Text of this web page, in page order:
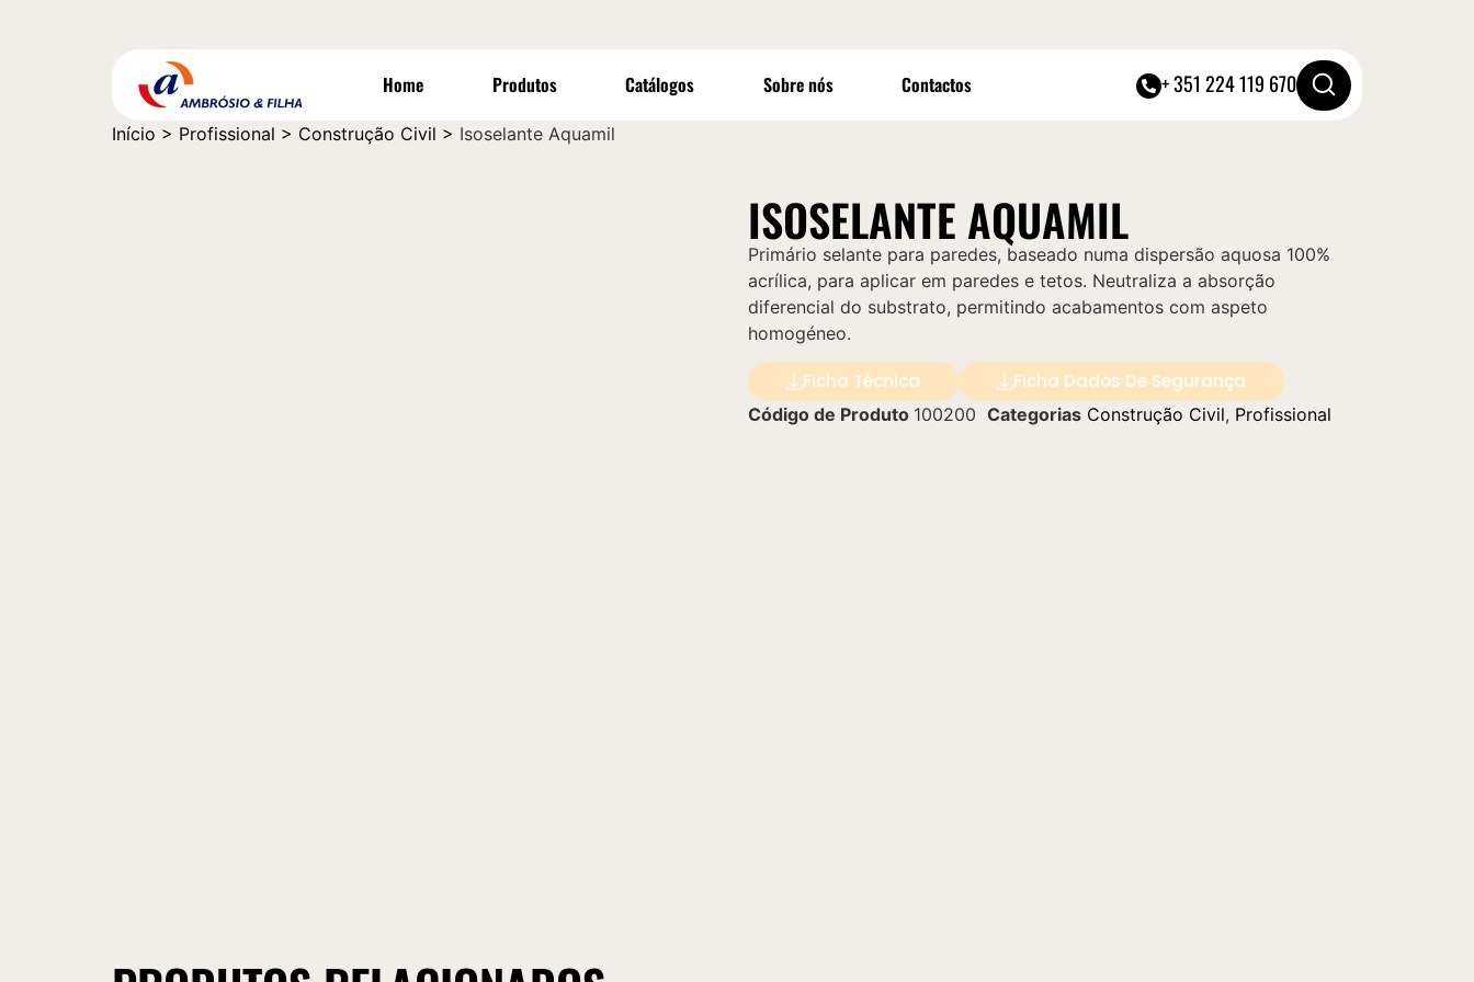
Home Produtos Catálogos Sobre nós Contactos + 351 224 119 670
Início > Profissional > Construção Civil > Isoselante Aquamil
ISOSELANTE AQUAMIL
Primário selante para paredes, baseado numa dispersão aquosa 100%
acrílica, para aplicar em paredes e tetos. Neutraliza a absorção
diferencial do substrato, permitindo acabamentos com aspeto
homogéneo.
Ficha Técnica Ficha Dados De Segurança
Código de Produto 100200 Categorias Construção Civil, Profissional